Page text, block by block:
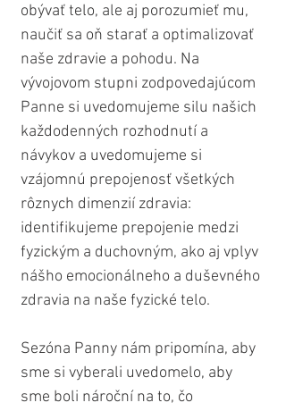
obývať telo, ale aj porozumieť mu,
naučiť sa oň starať a optimalizovať
naše zdravie a pohodu. Na
vývojovom stupni zodpovedajúcom
Panne si uvedomujeme silu našich
každodenných rozhodnutí a
návykov a uvedomujeme si
vzájomnú prepojenosť všetkých
rôznych dimenzií zdravia:
identifikujeme prepojenie medzi
fyzickým a duchovným, ako aj vplyv
nášho emocionálneho a duševného
zdravia na naše fyzické telo.
Sezóna Panny nám pripomína, aby
sme si vyberali uvedomelo, aby
sme boli nároční na to, čo